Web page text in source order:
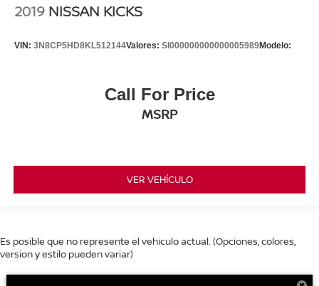
2019 NISSAN KICKS
VIN: 3N8CP5HD8KL512144Valores: SI000000000000005989Modelo:
Call For Price
MSRP
VER VEHÍCULO
Es posible que no represente el vehiculo actual. (Opciones, colores,
version y estilo pueden variar)